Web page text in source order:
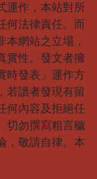
運作，本站對所
何法律責任。而
網站之立場，
實性。發文者擁
時發表」運作方
若讀者發現有留
何內容及拒絕任
切勿撰寫粗言穢
，敬請自律。本